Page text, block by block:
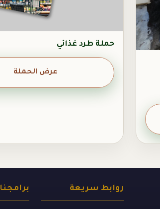
حملة طرد غذائي
عرض الحملة
روابط سريعة برامجنا